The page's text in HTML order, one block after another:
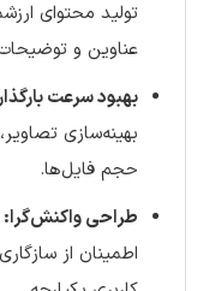
تولید محتوای
عناوین و
بهبود سرعت
حجم فایل‌ها.
طراحی واکنش‌گرا:
اطمینان از